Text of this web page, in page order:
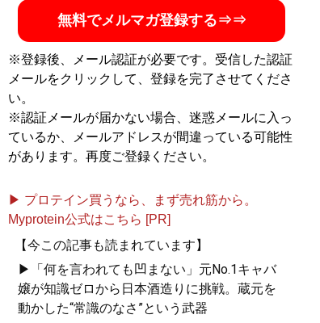
無料でメルマガ登録する⇒⇒
※登録後、メール認証が必要です。受信した認証
メールをクリックして、登録を完了させてくださ
い。
※認証メールが届かない場合、迷惑メールに入っ
ているか、メールアドレスが間違っている可能性
があります。再度ご登録ください。
▶ プロテイン買うなら、まず売れ筋から。
Myprotein公式はこちら [PR]
【今この記事も読まれています】
▶「何を言われても凹まない」元No.1キャバ
嬢が知識ゼロから日本酒造りに挑戦。蔵元を
動かした“常識のなさ”という武器